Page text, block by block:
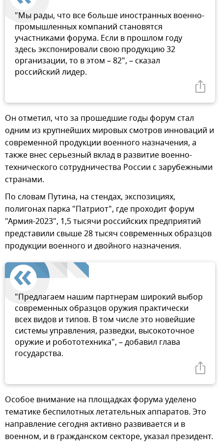
"Мы рады, что все больше иностранных военно-
промышленных компаний становятся
участниками форума. Если в прошлом году
здесь экспонировали свою продукцию 32
организации, то в этом – 82", – сказал
российский лидер.
Он отметил, что за прошедшие годы форум стал
одним из крупнейших мировых смотров инноваций и
современной продукции военного назначения, а
также внес серьезный вклад в развитие военно-
технического сотрудничества России с зарубежными
странами.
По словам Путина, на стендах, экспозициях,
полигонах парка "Патриот", где проходит форум
"Армия-2023", 1,5 тысячи российских предприятий
представили свыше 28 тысяч современных образцов
продукции военного и двойного назначения.
"Предлагаем нашим партнерам широкий выбор
современных образцов оружия практически
всех видов и типов. В том числе это новейшие
системы управления, разведки, высокоточное
оружие и робототехника", – добавил глава
государства.
Особое внимание на площадках форума уделено
тематике беспилотных летательных аппаратов. Это
направление сегодня активно развивается и в
военном, и в гражданском секторе, указал президент.